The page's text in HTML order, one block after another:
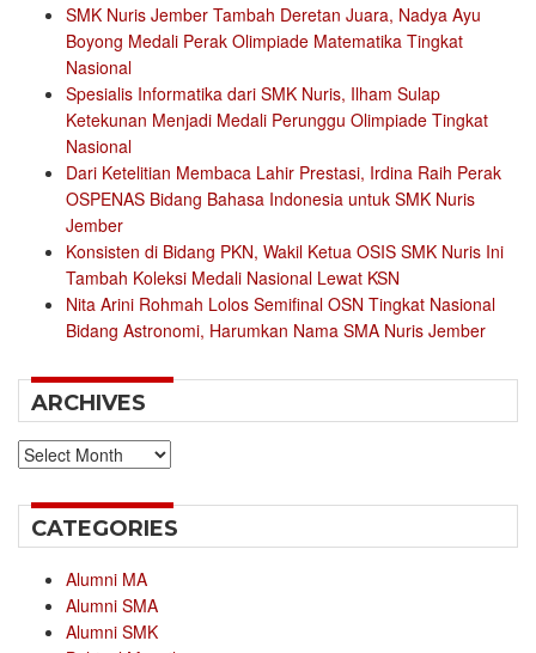
SMK Nuris Jember Tambah Deretan Juara, Nadya Ayu
Boyong Medali Perak Olimpiade Matematika Tingkat
Nasional
Spesialis Informatika dari SMK Nuris, Ilham Sulap
Ketekunan Menjadi Medali Perunggu Olimpiade Tingkat
Nasional
Dari Ketelitian Membaca Lahir Prestasi, Irdina Raih Perak
OSPENAS Bidang Bahasa Indonesia untuk SMK Nuris
Jember
Konsisten di Bidang PKN, Wakil Ketua OSIS SMK Nuris Ini
Tambah Koleksi Medali Nasional Lewat KSN
Nita Arini Rohmah Lolos Semifinal OSN Tingkat Nasional
Bidang Astronomi, Harumkan Nama SMA Nuris Jember
ARCHIVES
Archives
CATEGORIES
Alumni MA
Alumni SMA
Alumni SMK